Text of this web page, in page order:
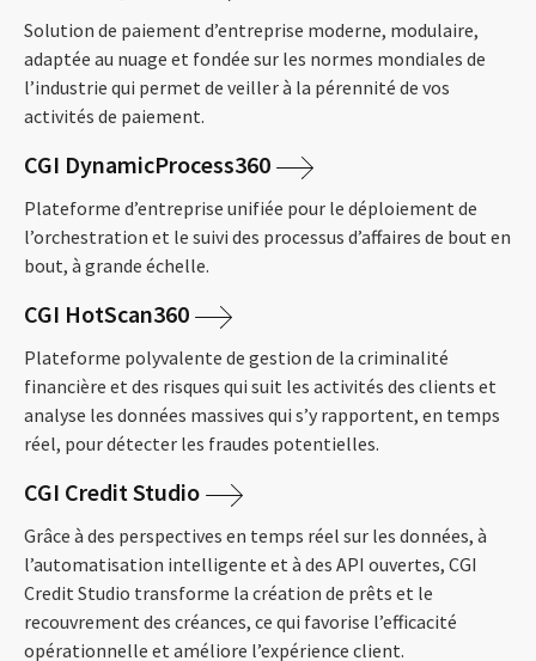
Solution de paiement d’entreprise moderne, modulaire,
adaptée au nuage et fondée sur les normes mondiales de
l’industrie qui permet de veiller à la pérennité de vos
activités de paiement.
CGI DynamicProcess360
Plateforme d’entreprise unifiée pour le déploiement de
l’orchestration et le suivi des processus d’affaires de bout en
bout, à grande échelle.
CGI HotScan360
Plateforme polyvalente de gestion de la criminalité
financière et des risques qui suit les activités des clients et
analyse les données massives qui s’y rapportent, en temps
réel, pour détecter les fraudes potentielles.
CGI Credit Studio
Grâce à des perspectives en temps réel sur les données, à
l’automatisation intelligente et à des API ouvertes, CGI
Credit Studio transforme la création de prêts et le
recouvrement des créances, ce qui favorise l’efficacité
opérationnelle et améliore l’expérience client.